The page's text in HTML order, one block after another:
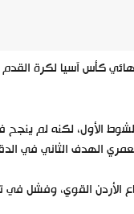
الأول، لكنه لم ينجح
القوي، وفشل في